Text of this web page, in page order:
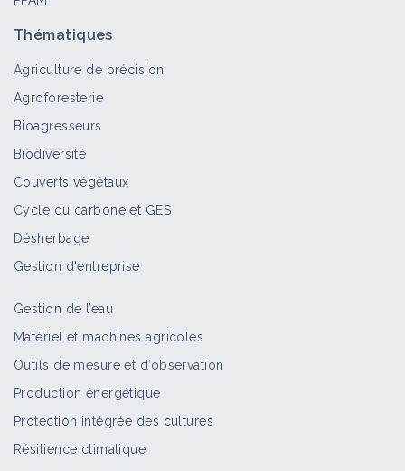
Thématiques
Agriculture de précision
Agroforesterie
Bioagresseurs
Biodiversité
Couverts végétaux
Cycle du carbone et GES
Désherbage
Gestion d'entreprise
Gestion de l’eau
Matériel et machines agricoles
Outils de mesure et d’observation
Production énergétique
Protection intégrée des cultures
Résilience climatique